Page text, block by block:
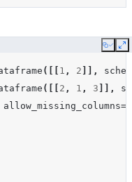
Copy
([[ 1 , 2 ]],
([[ 2 , 1 , 3 ]],
allow_missing_columns=